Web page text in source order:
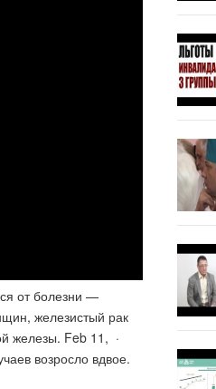
от болезни —
железистый рак
железы. Feb 11, ·
возросло вдвое.